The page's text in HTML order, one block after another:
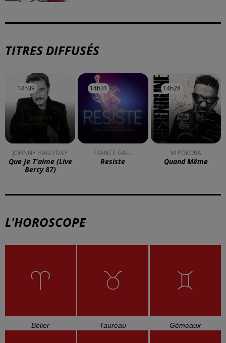
TITRES DIFFUSÉS
14h39
14h39
JOHNNY HALLYDAY
Que Je T'aime (live
Bercy 87)
14h31
14h31
FRANCE GALL
Resiste
14h28
14h28
M POKORA
Quand Même
L'HOROSCOPE
Bélier Taureau Gémeaux